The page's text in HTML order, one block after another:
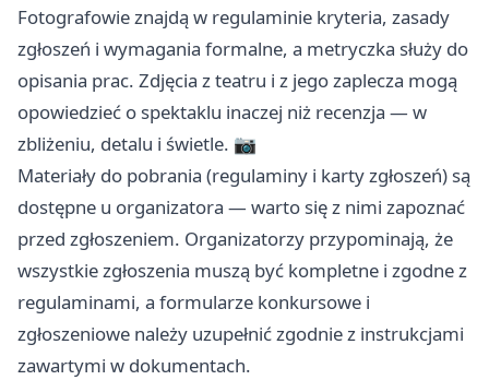
Fotografowie znajdą w regulaminie kryteria, zasady
zgłoszeń i wymagania formalne, a metryczka służy do
opisania prac. Zdjęcia z teatru i z jego zaplecza mogą
opowiedzieć o spektaklu inaczej niż recenzja — w
zbliżeniu, detalu i świetle. 📷
Materiały do pobrania (regulaminy i karty zgłoszeń) są
dostępne u organizatora — warto się z nimi zapoznać
przed zgłoszeniem. Organizatorzy przypominają, że
wszystkie zgłoszenia muszą być kompletne i zgodne z
regulaminami, a formularze konkursowe i
zgłoszeniowe należy uzupełnić zgodnie z instrukcjami
zawartymi w dokumentach.